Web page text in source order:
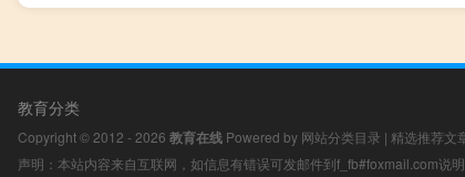
教育分类
Copyright © 2012 - 2026 教育在线 Powered by 网站分类目录 | 精选推荐文
声明：本站内容来自互联网，如信息有错误可发邮件到f_fb#foxmail.com说